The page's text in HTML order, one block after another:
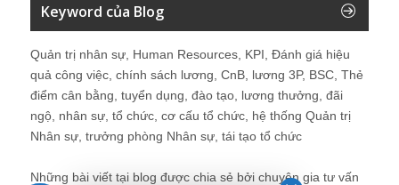
Keyword của Blog
Quản trị nhân sự, Human Resources, KPI, Đánh giá hiệu
quả công việc, chính sách lương, CnB, lương 3P, BSC, Thẻ
điểm cân bằng, tuyển dụng, đào tạo, lương thưởng, đãi
ngộ, nhân sự, tổ chức, cơ cấu tổ chức, hệ thống Quản trị
Nhân sự, trưởng phòng Nhân sự, tái tạo tổ chức
Những bài viết tại blog được chia sẻ bởi chuyên gia tư vấn